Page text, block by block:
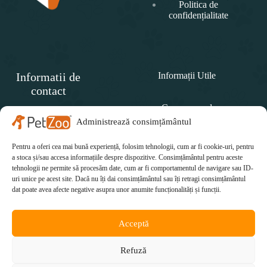
Administrează consimțământul
Pentru a oferi cea mai bună experiență, folosim tehnologii, cum ar fi cookie-uri, pentru
a stoca și/sau accesa informațiile despre dispozitive. Consimțământul pentru aceste
tehnologii ne permite să procesăm date, cum ar fi comportamentul de navigare sau ID-
uri unice pe acest site. Dacă nu îți dai consimțământul sau îți retragi consimțământul
dat poate avea afecte negative asupra unor anumite funcționalități și funcții.
Acceptă
Refuză
Politica de
confidențialitate
Informatii de
contact
PET
Telefon:
0771 415 812
Email:
Informații Utile
Cum comand
Politica de retur
Cum plătesc
Cum se livrează